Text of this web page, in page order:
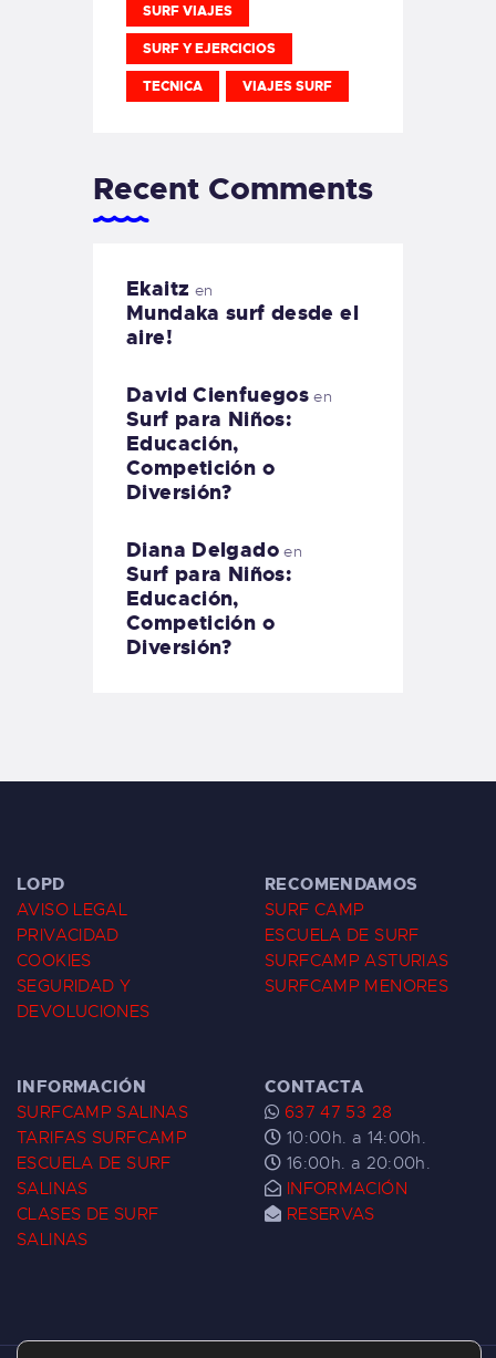
SURF VIAJES
SURF Y EJERCICIOS
TECNICA VIAJES SURF
Recent Comments
Ekaitz en
Mundaka surf desde el
aire!
David Cienfuegos en
Surf para Niños:
Educación,
Competición o
Diversión?
Diana Delgadoen
Surf para Niños:
Educación,
Competición o
Diversión?
LOPD
AVISO LEGAL
PRIVACIDAD
COOKIES
SEGURIDAD Y
DEVOLUCIONES
RECOMENDAMOS
SURF CAMP
ESCUELA DE SURF
SURFCAMP ASTURIAS
SURFCAMP MENORES
INFORMACIÓN
SURFCAMP SALINAS
TARIFAS SURFCAMP
ESCUELA DE SURF
SALINAS
CLASES DE SURF
SALINAS
CONTACTA
637 47 53 28
10:00h. a 14:00h.
16:00h. a 20:00h.
INFORMACIÓN
RESERVAS